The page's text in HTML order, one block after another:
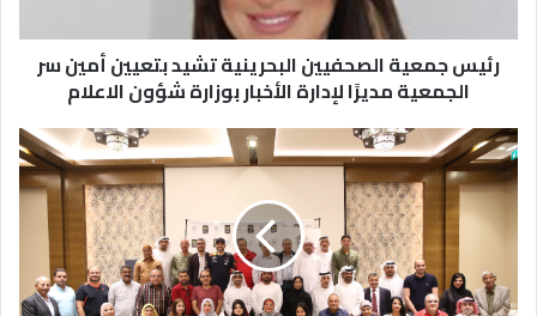
رئيس جمعية الصحفيين البحرينية تشيد بتعيين أمين سر
الجمعية مديرًا لإدارة الأخبار بوزارة شؤون الاعلام